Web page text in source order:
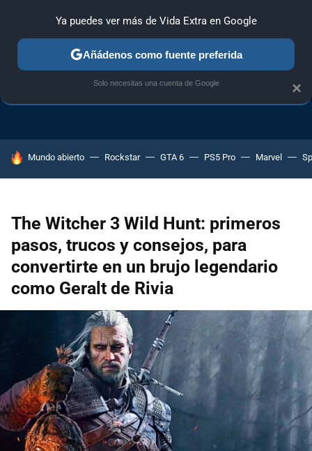
TRUCOS PC TRUCOS XBOX ONE
HOY SE HABLA DE
Mundo abierto Rockstar GTA 6 PS5 Pro Marvel
The Witcher 3 Wild Hunt: primeros
pasos, trucos y consejos, para
convertirte en un brujo legendario
como Geralt de Rivia
×
Ya puedes ver más de Vida Extra en Google
Añádenos como fuente preferida
Solo necesitas una cuenta de Google